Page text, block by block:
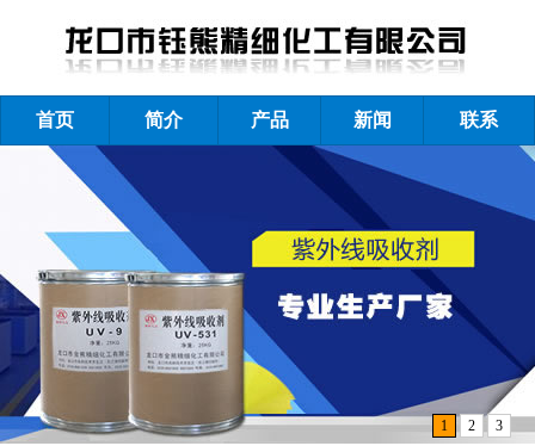
首页 简介 产品 新闻 联系
1 2 3